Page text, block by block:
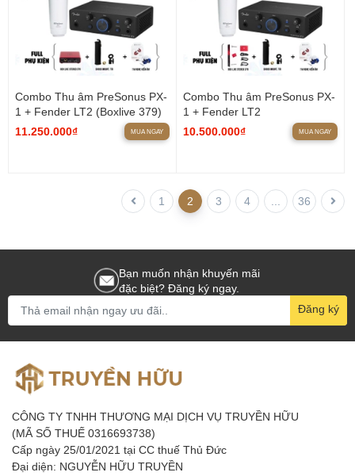
Combo Thu âm PreSonus PX-
1 + Fender LT2 (Boxlive 379)
11.250.000₫
MUA NGAY
Combo Thu âm PreSonus PX-
1 + Fender LT2
10.500.000₫
MUA NGAY
1 2 3 4 36
Bạn muốn nhận khuyến mãi
đặc biệt? Đăng ký ngay.
Đăng ký
CÔNG TY TNHH THƯƠNG MẠI DỊCH VỤ TRUYỀN HỮU
(MÃ SỐ THUẾ 0316693738)
Cấp ngày 25/01/2021 tại CC thuế Thủ Đức
Đại diện: NGUYỄN HỮU TRUYỀN